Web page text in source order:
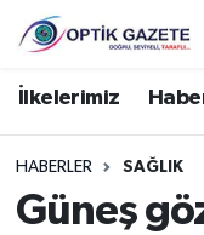
İlkelerimiz
HABERLER SAĞLIK
Güneş
Nöbetçi
Hava Durumu
İstanbul